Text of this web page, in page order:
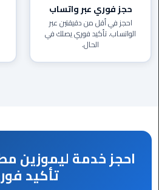
راس
سدر
برج
حجز فوري عبر واتساب
احجز في أقل من دقيقتين عبر
الواتساب. تأكيد فوري يصلك في
الحال.
احجز خدمة ليموزين
تأكيد